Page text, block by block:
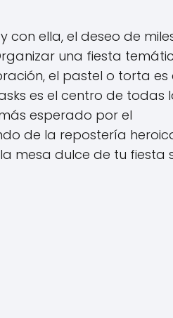
ella, el deseo de
una fiesta
el pastel o torta es
es el centro de todas
esperado por el
de la repostería
mesa dulce de tu fiesta